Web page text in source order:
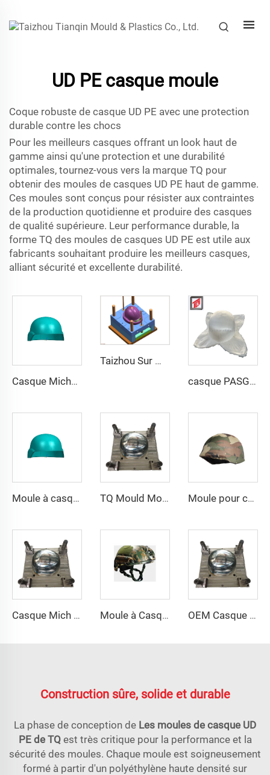
UD PE casque moule
Coque robuste de casque UD PE avec une protection
durable contre les chocs
Pour les meilleurs casques offrant un look haut de
gamme ainsi qu'une protection et une durabilité
optimales, tournez-vous vers la marque TQ pour
obtenir des moules de casques UD PE haut de gamme.
Ces moules sont conçus pour résister aux contraintes
de la production quotidienne et produire des casques
de qualité supérieure. Leur performance durable, la
forme TQ des moules de casques UD PE est utile aux
fabricants souhaitant produire les meilleurs casques,
alliant sécurité et excellente durabilité.
Casque Mich& Fast, moule de compression PE avec rails latéraux, moule pour casque de sécurité
Taizhou Sur Mesure Nouveau Casque de Combat en Fibre de Verre Casque de Formation Protecteur Tactique Extérieur
casque PASGT aramid PE noir mich 2000 haut dégagement casque balistique moule
Moule à casque nouvelle tendance de haute qualité Hautement poli Moule composite en plastique pour casque de compression TQ Mould Moule en aramide UHMWPE pour casque MICH FAST PASGT Moule à casque par compression Moule pour casque de compression PE avec rails latéraux - Technologie de moulage par compression pour casques
Casque Mich Taizhou Fabricant de Moules Moule à Casque en Plastique Moule Moule à Casque de Sécurité Moule de Compression Moule à Casque Plastique Moule à Casque Taizhou Fabricant OEM Casque de Sécurité Durable Produits de Compression Plastique du Fabricant de Moules Plastiques Chine Taizhou
Construction sûre, solide et durable
La phase de conception de Les moules de casque UD
PE de TQ est très critique pour la performance et la
sécurité des moules. Chaque moule est soigneusement
formé à partir d'un polyéthylène haute densité sur